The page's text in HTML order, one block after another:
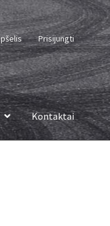
Prisijungti
Kontaktai